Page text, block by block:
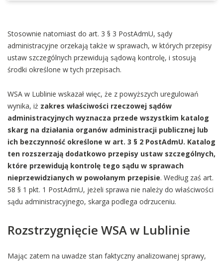
Stosownie natomiast do art. 3 § 3 PostAdmU, sądy
administracyjne orzekają także w sprawach, w których przepisy
ustaw szczególnych przewidują sądową kontrolę, i stosują
środki określone w tych przepisach.
WSA w Lublinie wskazał więc, że z powyższych uregulowań
wynika, iż zakres właściwości rzeczowej sądów
administracyjnych wyznacza przede wszystkim katalog
skarg na działania organów administracji publicznej lub
ich bezczynność określone w art. 3 § 2 PostAdmU. Katalog
ten rozszerzają dodatkowo przepisy ustaw szczególnych,
które przewidują kontrolę tego sądu w sprawach
nieprzewidzianych w powołanym przepisie. Według zaś art.
58 § 1 pkt. 1 PostAdmU, jeżeli sprawa nie należy do właściwości
sądu administracyjnego, skarga podlega odrzuceniu.
Rozstrzygnięcie WSA w Lublinie
Mając zatem na uwadze stan faktyczny analizowanej sprawy,